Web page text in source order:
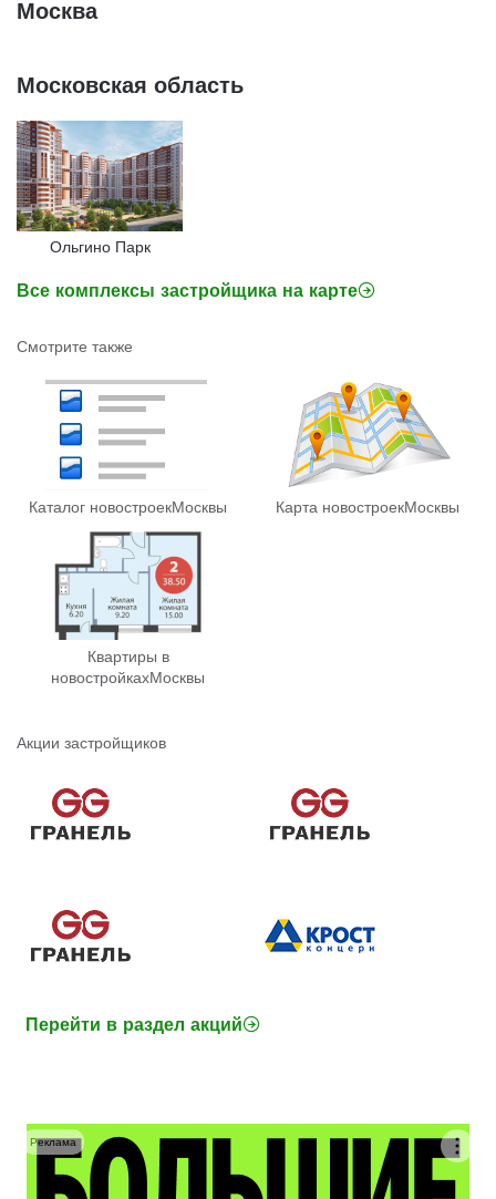
Москва
Московская область
Ольгино Парк
Все комплексы застройщика на карте
Смотрите также
Каталог новостроекМосквы Карта новостроекМосквы
Квартиры в
новостройкахМосквы
Акции застройщиков
Перейти в раздел акций
Реклама